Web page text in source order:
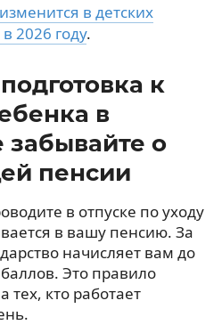
в детских
2026 году.
к
в
забывайте о
пенсии
в отпуске по уходу
в вашу пенсию. За
начисляет вам до
Это правило
тех, кто работает